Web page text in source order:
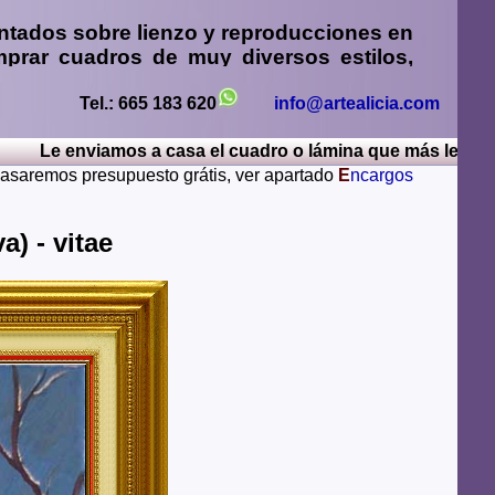
sobre lienzo y reproducciones en
cuadros de muy diversos estilos,
paisajes mendiante envío de fotos
Avila, Badajoz, Islas Baleares, Barcelona,
Santa Cruz de Tenerife, Segovia, Sevilla,
Zaragoza.
Tel.: 665 183 620 info@artealicia.com
enviamos a casa el cuadro o lámina que más le guste,
presupuesto grátis, ver apartado Encargos
- vitae